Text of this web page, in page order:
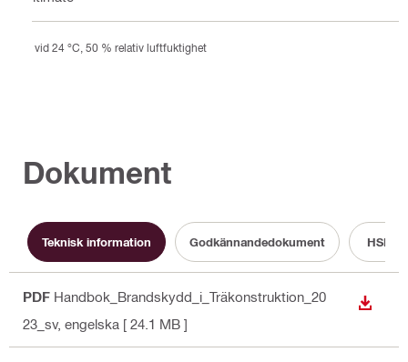
vid 24 °C, 50 % relativ luftfuktighet
Dokument
Teknisk information Godkännandedokument HSE
PDF Handbok_Brandskydd_i_Träkonstruktion_20
23_sv , engelska [ 24.1 MB ]
LADDA